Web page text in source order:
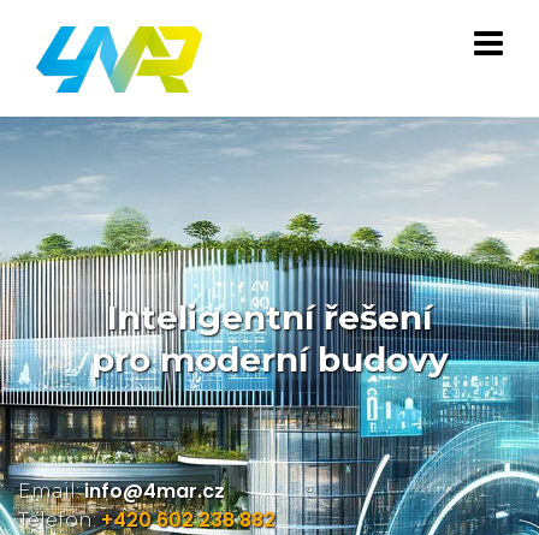
Inteligentní řešení
pro moderní budovy
Email:info@4mar.cz
Telefon:+420 602 238 882